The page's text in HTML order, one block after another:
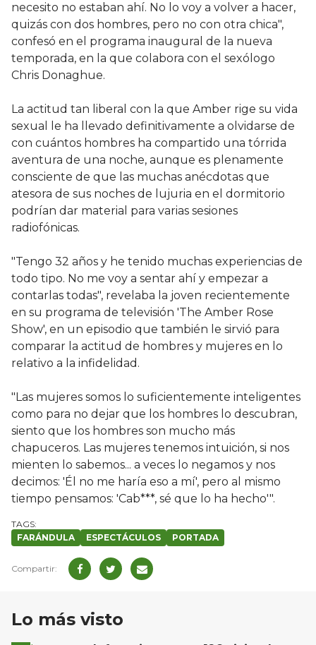
necesito no estaban ahí. No lo voy a volver a hacer,
quizás con dos hombres, pero no con otra chica",
confesó en el programa inaugural de la nueva
temporada, en la que colabora con el sexólogo
Chris Donaghue.
La actitud tan liberal con la que Amber rige su vida
sexual le ha llevado definitivamente a olvidarse de
con cuántos hombres ha compartido una tórrida
aventura de una noche, aunque es plenamente
consciente de que las muchas anécdotas que
atesora de sus noches de lujuria en el dormitorio
podrían dar material para varias sesiones
radiofónicas.
"Tengo 32 años y he tenido muchas experiencias de
todo tipo. No me voy a sentar ahí y empezar a
contarlas todas", revelaba la joven recientemente
en su programa de televisión 'The Amber Rose
Show', en un episodio que también le sirvió para
comparar la actitud de hombres y mujeres en lo
relativo a la infidelidad.
"Las mujeres somos lo suficientemente inteligentes
como para no dejar que los hombres lo descubran,
siento que los hombres son mucho más
chapuceros. Las mujeres tenemos intuición, si nos
mienten lo sabemos... a veces lo negamos y nos
decimos: 'Él no me haría eso a mí', pero al mismo
tiempo pensamos: 'Cab***, sé que lo ha hecho'".
FARÁNDULA ESPECTÁCULOS PORTADA
Lo más visto